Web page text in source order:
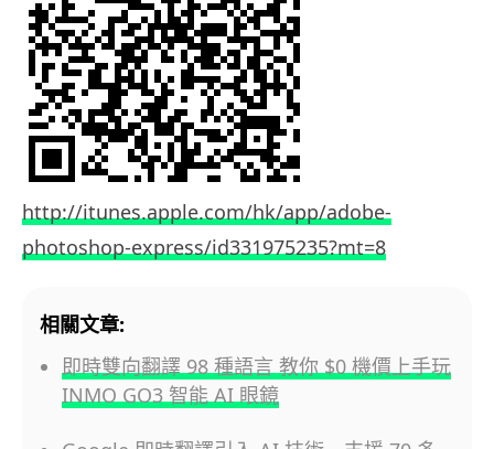
http://itunes.apple.com/hk/app/adobe-
photoshop-express/id331975235?mt=8
相關文章:
即時雙向翻譯 98 種語言 教你 $0 機價上手玩
INMO GO3 智能 AI 眼鏡